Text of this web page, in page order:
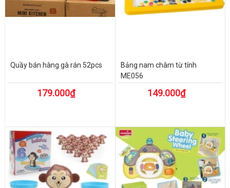
Quầy bán hàng gà rán 52pcs
179.000₫
Bảng nam châm từ tính
ME056
149.000₫